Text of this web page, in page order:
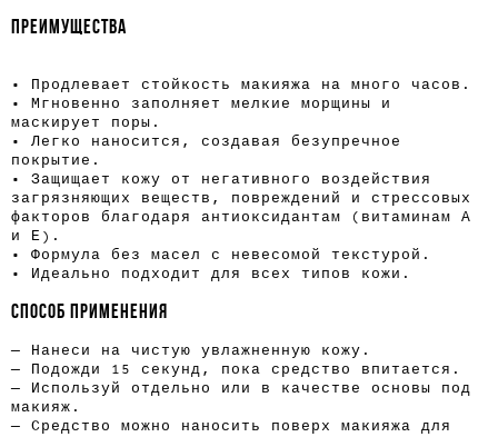
ПРЕИМУЩЕСТВА
• Продлевает стойкость макияжа на много часов.
• Мгновенно заполняет мелкие морщины и
маскирует поры.
• Легко наносится, создавая безупречное
покрытие.
• Защищает кожу от негативного воздействия
загрязняющих веществ, повреждений и стрессовых
факторов благодаря антиоксидантам (витаминам А
и Е).
• Формула без масел с невесомой текстурой.
• Идеально подходит для всех типов кожи.
СПОСОБ ПРИМЕНЕНИЯ
— Нанеси на чистую увлажненную кожу.
— Подожди 15 секунд, пока средство впитается.
— Используй отдельно или в качестве основы под
макияж.
— Средство можно наносить поверх макияжа для